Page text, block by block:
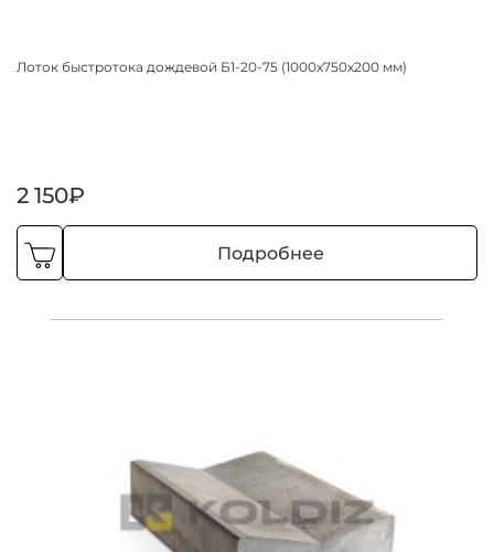
Лоток быстротока дождевой Б1-20-75 (1000х750х200 мм)
2 150₽
Подробнее